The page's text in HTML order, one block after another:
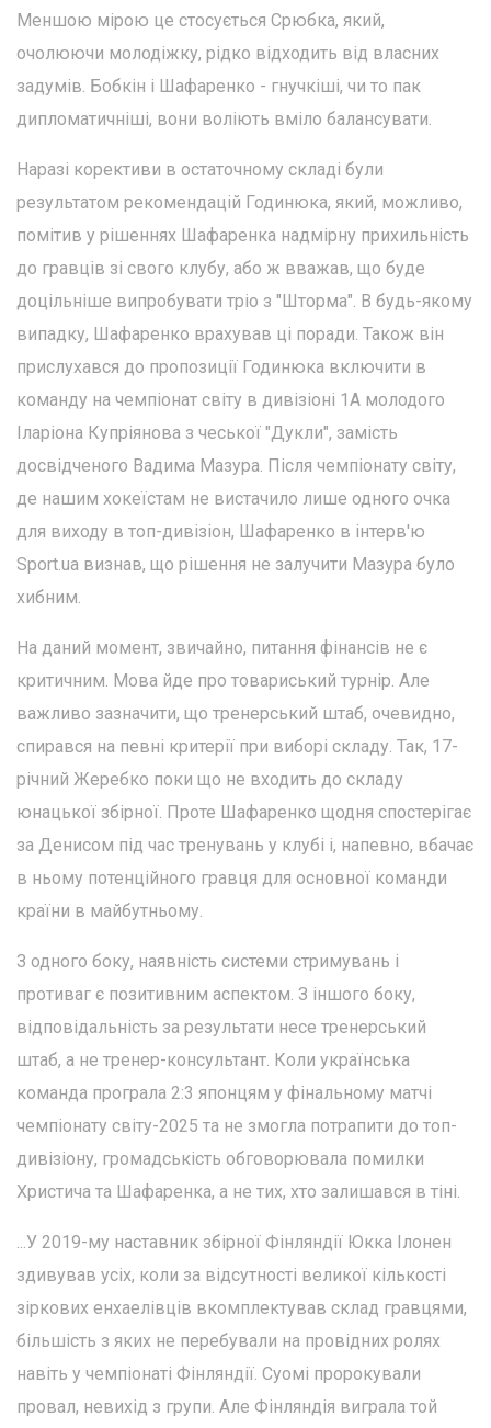
Меншою мірою це стосується Срюбка, який,
очолюючи молодіжку, рідко відходить від власних
задумів. Бобкін і Шафаренко - гнучкіші, чи то пак
дипломатичніші, вони воліють вміло балансувати.
Наразі корективи в остаточному складі були
результатом рекомендацій Годинюка, який, можливо,
помітив у рішеннях Шафаренка надмірну прихильність
до гравців зі свого клубу, або ж вважав, що буде
доцільніше випробувати тріо з "Шторма". В будь-якому
випадку, Шафаренко врахував ці поради. Також він
прислухався до пропозиції Годинюка включити в
команду на чемпіонат світу в дивізіоні 1А молодого
Іларіона Купріянова з чеської "Дукли", замість
досвідченого Вадима Мазура. Після чемпіонату світу,
де нашим хокеїстам не вистачило лише одного очка
для виходу в топ-дивізіон, Шафаренко в інтерв'ю
Sport.ua визнав, що рішення не залучити Мазура було
хибним.
На даний момент, звичайно, питання фінансів не є
критичним. Мова йде про товариський турнір. Але
важливо зазначити, що тренерський штаб, очевидно,
спирався на певні критерії при виборі складу. Так, 17-
річний Жеребко поки що не входить до складу
юнацької збірної. Проте Шафаренко щодня спостерігає
за Денисом під час тренувань у клубі і, напевно, вбачає
в ньому потенційного гравця для основної команди
країни в майбутньому.
З одного боку, наявність системи стримувань і
противаг є позитивним аспектом. З іншого боку,
відповідальність за результати несе тренерський
штаб, а не тренер-консультант. Коли українська
команда програла 2:3 японцям у фінальному матчі
чемпіонату світу-2025 та не змогла потрапити до топ-
дивізіону, громадськість обговорювала помилки
Христича та Шафаренка, а не тих, хто залишався в тіні.
...У 2019-му наставник збірної Фінляндії Юкка Ілонен
здивував усіх, коли за відсутності великої кількості
зіркових енхаелівців вкомплектував склад гравцями,
більшість з яких не перебували на провідних ролях
навіть у чемпіонаті Фінляндії. Суомі пророкували
провал, невихід з групи. Але Фінляндія виграла той